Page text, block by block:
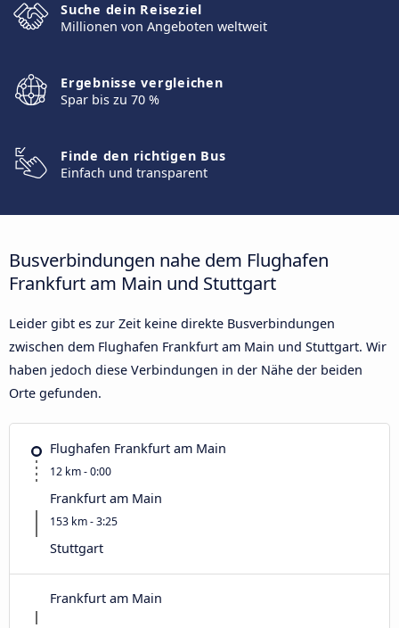
Suche dein Reiseziel
Millionen von Angeboten weltweit
Ergebnisse vergleichen
Spar bis zu 70 %
Finde den richtigen Bus
Einfach und transparent
Busverbindungen nahe dem Flughafen
Frankfurt am Main und Stuttgart
Leider gibt es zur Zeit keine direkte Busverbindungen
zwischen dem Flughafen Frankfurt am Main und Stuttgart. Wir
haben jedoch diese Verbindungen in der Nähe der beiden
Orte gefunden.
Flughafen Frankfurt am Main
12 km - 0:00
Frankfurt am Main
153 km - 3:25
Stuttgart
Frankfurt am Main